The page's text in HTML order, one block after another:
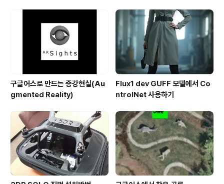
구글어스로 만드는 증강현실(Au
gmented Reality)
Flux1 dev GUFF 모델에서 Co
ntrolNet 사용하기